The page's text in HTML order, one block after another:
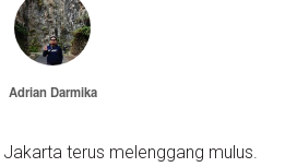
Adrian Darmika
terus melenggang mulus.